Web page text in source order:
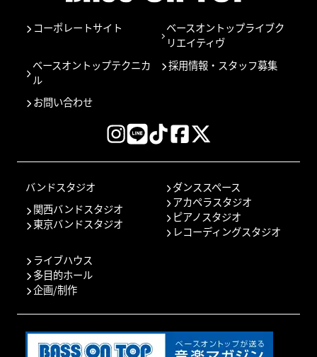
コーポレートサイト
ベースオントップライブク
リエイティヴ
ベースオントップテクニカ
ル
採用情報・スタッフ募集
お問い合わせ
バンドスタジオ
関西バンドスタジオ
東京バンドスタジオ
ダンススペース
アカペラスタジオ
ピアノスタジオ
レコーディングスタジオ
ライブハウス
多目的ホール
企画/制作